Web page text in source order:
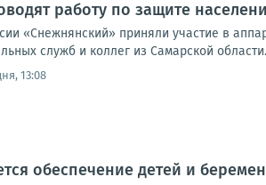
работу по защите
«Снежнянский» приняли участие в
служб и коллег из Самарской
13:08
обеспечение детей и